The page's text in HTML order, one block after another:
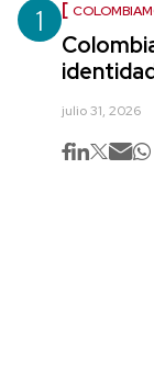
1
julio 31, 2026